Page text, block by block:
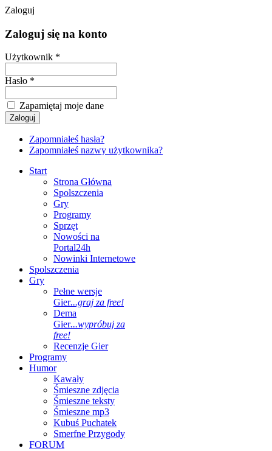
Zaloguj
Zaloguj się na konto
Użytkownik *
Hasło *
Zapamiętaj moje dane
Zapomniałeś hasła?
Zapomniałeś nazwy użytkownika?
Start
Strona Główna
Spolszczenia
Gry
Programy
Sprzęt
Nowości na
Portal24h
Nowinki Internetowe
Spolszczenia
Gry
Pełne wersje
Gier...graj za free!
Dema
Gier...wypróbuj za
free!
Recenzje Gier
Programy
Humor
Kawały
Śmieszne zdjęcia
Śmieszne teksty
Śmieszne mp3
Kubuś Puchatek
Smerfne Przygody
FORUM